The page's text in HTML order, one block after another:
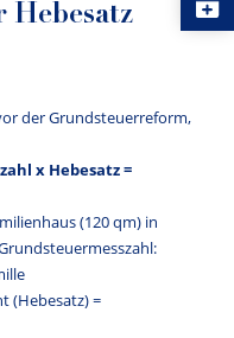
der Grundsteuerreform,
x Hebesatz =
(120 qm) in
(Hebesatz) =